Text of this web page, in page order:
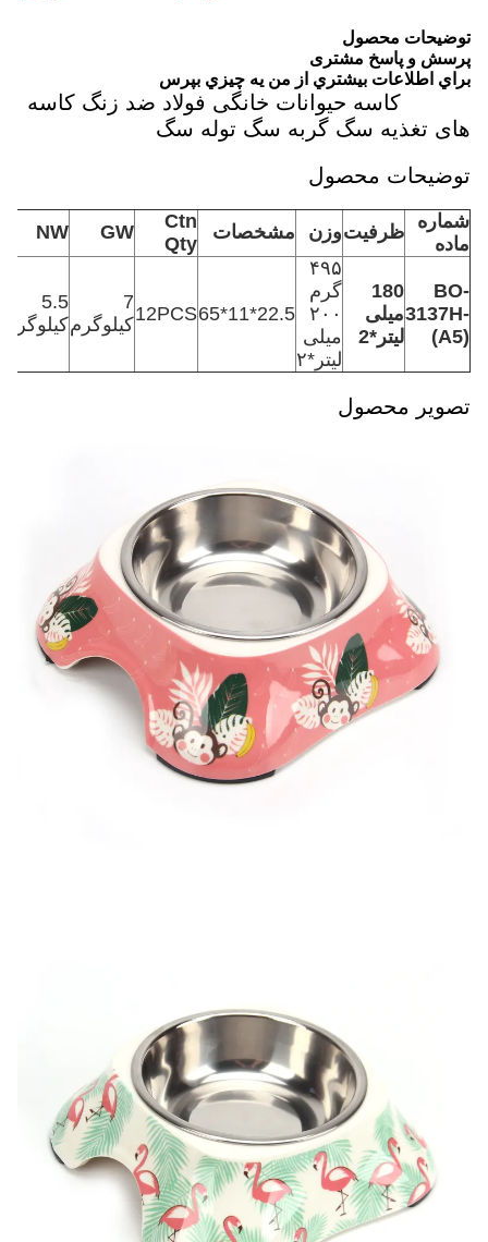
توضیحات محصول
پرسش و پاسخ مشتری
براي اطلاعات بيشتري از من يه چيزي بپرس
کاسه حیوانات خانگی فولاد ضد زنگ کاسه
های تغذیه سگ گربه سگ توله سگ
توضیحات محصول
شماره
ماده
ظرفیتوزن مشخصات
Ctn
Qty
GW
NW
BO-
3137H-
(A5)
180
میلی
لیتر*2
۴۹۵
گرم
۲۰۰
میلی
لیتر*۲
22.5*11*65
12PCS
7
کیلوگرم
5.5
کیلوگرم
تصویر محصول